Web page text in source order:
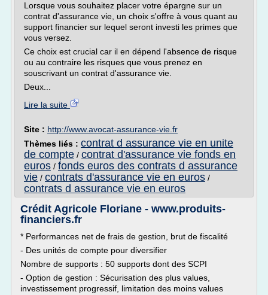
Lorsque vous souhaitez placer votre épargne sur un
contrat d'assurance vie, un choix s'offre à vous quant au
support financier sur lequel seront investi les primes que
vous versez.
Ce choix est crucial car il en dépend l'absence de risque
ou au contraire les risques que vous prenez en
souscrivant un contrat d'assurance vie.
Deux...
Lire la suite
Site : http://www.avocat-assurance-vie.fr
Thèmes liés : contrat d assurance vie en unite
de compte / contrat d'assurance vie fonds en
euros / fonds euros des contrats d assurance
vie / contrats d'assurance vie en euros /
contrats d assurance vie en euros
Crédit Agricole Floriane - www.produits-
financiers.fr
* Performances net de frais de gestion, brut de fiscalité
- Des unités de compte pour diversifier
Nombre de supports : 50 supports dont des SCPI
- Option de gestion : Sécurisation des plus values,
investissement progressif, limitation des moins values